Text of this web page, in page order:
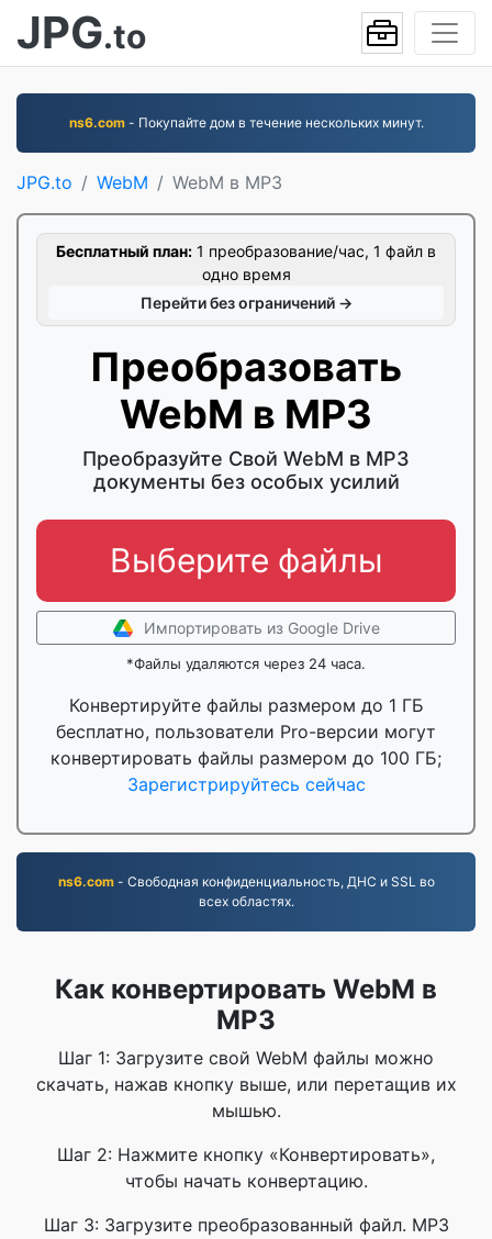
JPG.to
ns6.com- Покупайте дом в течение нескольких минут.
JPG.to WebM WebM в MP3
Бесплатный план: 1 преобразование/час, 1 файл в
одно время
Перейти без ограничений →
Преобразовать
WebM в MP3
Преобразуйте Свой WebM в MP3
документы без особых усилий
Выберите файлы
Импортировать из Google Drive
*Файлы удаляются через 24 часа.
Конвертируйте файлы размером до 1 ГБ
бесплатно, пользователи Pro-версии могут
конвертировать файлы размером до 100 ГБ;
Зарегистрируйтесь сейчас
ns6.com- Свободная конфиденциальность, ДНС и SSL во
всех областях.
Как конвертировать WebM в
MP3
Шаг 1: Загрузите свой WebM файлы можно
скачать, нажав кнопку выше, или перетащив их
мышью.
Шаг 2: Нажмите кнопку «Конвертировать»,
чтобы начать конвертацию.
Шаг 3: Загрузите преобразованный файл. MP3